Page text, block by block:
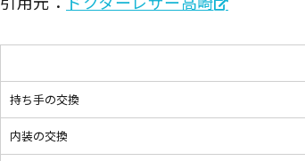
持ち手の交換
内装の交換